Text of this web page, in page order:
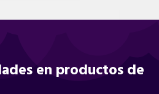
en productos de